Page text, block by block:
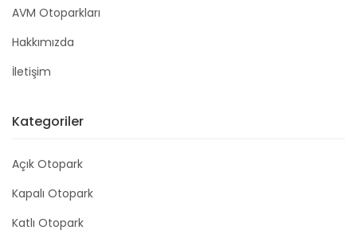
AVM Otoparkları
Hakkımızda
İletişim
Kategoriler
Açık Otopark
Kapalı Otopark
Katlı Otopark